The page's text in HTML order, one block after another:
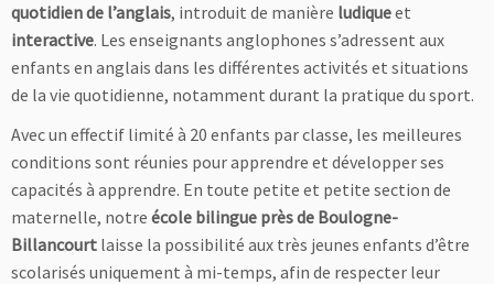
quotidien de l’anglais, introduit de manière ludiqueet
interactive. Les enseignants anglophones s’adressent aux
enfants en anglais dans les différentes activités et situations
de la vie quotidienne, notamment durant la pratique du sport.
Avec un effectif limité à 20 enfants par classe, les meilleures
conditions sont réunies pour apprendre et développer ses
capacités à apprendre. En toute petite et petite section de
maternelle, notre école bilingue près de Boulogne-
Billancourt laisse la possibilité aux très jeunes enfants d’être
scolarisés uniquement à mi-temps, afin de respecter leur